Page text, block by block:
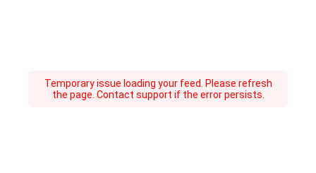
Temporary issue loading your feed. Please refresh
the page. Contact support if the error persists.